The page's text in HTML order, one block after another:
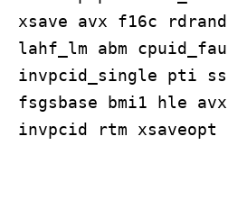
xsave avx f16c
lahf_lm abm
invpcid_single pti
fsgsbase bmi1 hle
invpcid rtm xsaveopt